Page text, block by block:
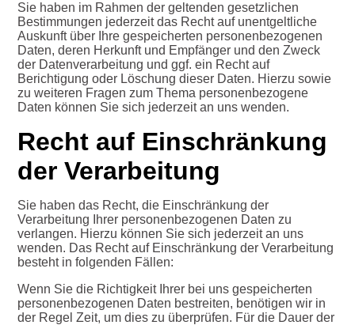
Sie haben im Rahmen der geltenden gesetzlichen
Bestimmungen jederzeit das Recht auf unentgeltliche
Auskunft über Ihre gespeicherten personenbezogenen
Daten, deren Herkunft und Empfänger und den Zweck
der Datenverarbeitung und ggf. ein Recht auf
Berichtigung oder Löschung dieser Daten. Hierzu sowie
zu weiteren Fragen zum Thema personenbezogene
Daten können Sie sich jederzeit an uns wenden.
Recht auf Einschränkung
der Verarbeitung
Sie haben das Recht, die Einschränkung der
Verarbeitung Ihrer personenbezogenen Daten zu
verlangen. Hierzu können Sie sich jederzeit an uns
wenden. Das Recht auf Einschränkung der Verarbeitung
besteht in folgenden Fällen:
Wenn Sie die Richtigkeit Ihrer bei uns gespeicherten
personenbezogenen Daten bestreiten, benötigen wir in
der Regel Zeit, um dies zu überprüfen. Für die Dauer der